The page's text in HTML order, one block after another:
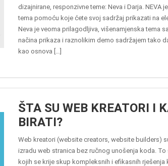
dizajnirane, responzivne teme: Neva i Darja. NEVA
tema pomoću koje ćete svoj sadržaj prikazati na
Neva je veoma prilagodljiva, višenamjenska tema
načina prikaza i raznolikim demo sadržajem tako
kao osnova […]
ŠTA SU WEB KREATORI I
BIRATI?
Web kreatori (website creators, website builders)
izradu web stranica bez ručnog unošenja koda.
kojih se krije skup kompleksnih i efikasnih rješenja